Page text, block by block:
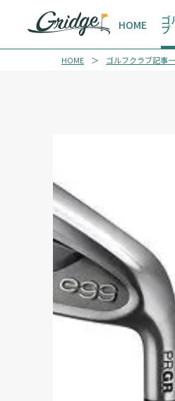
HOME ゴ
ブ
HOME ゴルフクラブ記事